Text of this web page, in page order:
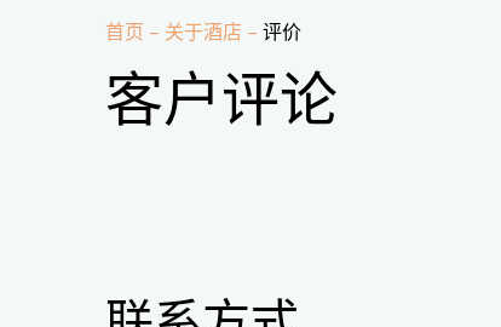
首页 – 关于酒店 – 评价
客户评论